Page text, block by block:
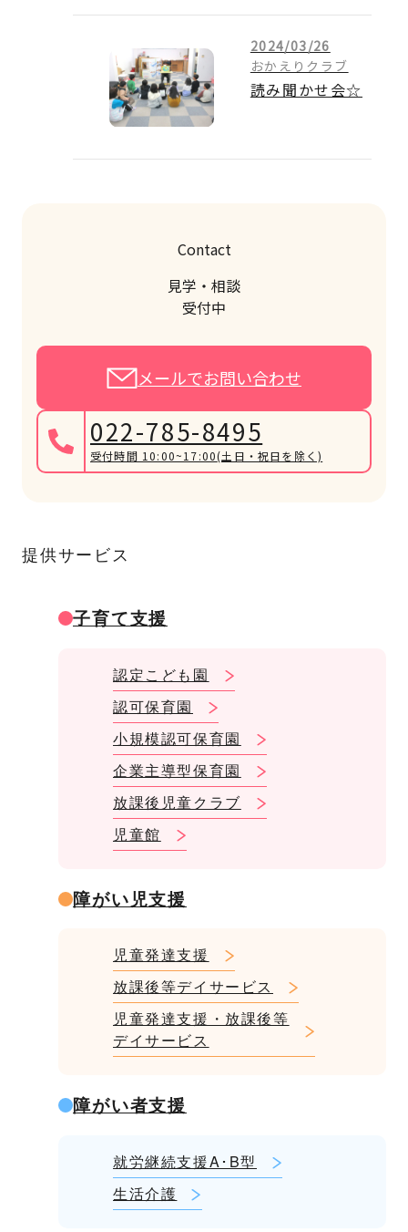
2024/03/26
おかえりクラブ
読み聞かせ会☆
Contact
見学・相談
受付中
メールでお問い合わせ
022-785-8495
受付時間 10:00~17:00(土日・祝日を除く)
提供サービス
子育て支援
認定こども園
認可保育園
小規模認可保育園
企業主導型保育園
放課後児童クラブ
児童館
障がい児支援
児童発達支援
放課後等デイサービス
児童発達支援・放課後等
デイサービス
障がい者支援
就労継続支援A･B型
生活介護